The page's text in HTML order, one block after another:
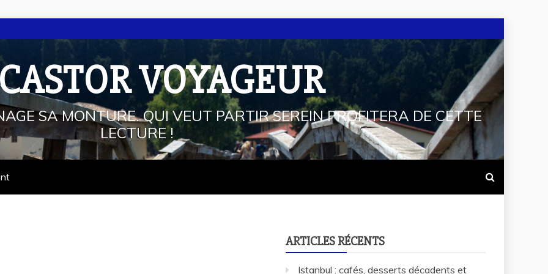
VOYAGEUR
SA MONTURE. QUI VEUT PARTIR SEREIN PROFITERA DE CETTE
LECTURE !
ARTICLES RÉCENTS
Istanbul : cafés, desserts décadents et